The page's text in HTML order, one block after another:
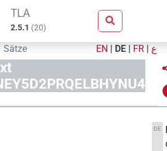
TLA
2.5.1 (20)
Sätze EN | DE | FR | ع
DE